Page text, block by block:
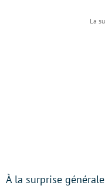
À la surprise